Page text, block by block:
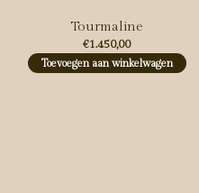
Tourmaline
€1.450,00
Toevoegen aan winkelwagen